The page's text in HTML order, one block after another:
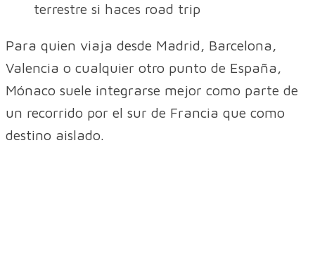
terrestre si haces road trip
Para quien viaja desde Madrid, Barcelona,
Valencia o cualquier otro punto de España,
Mónaco suele integrarse mejor como parte de
un recorrido por el sur de Francia que como
destino aislado.